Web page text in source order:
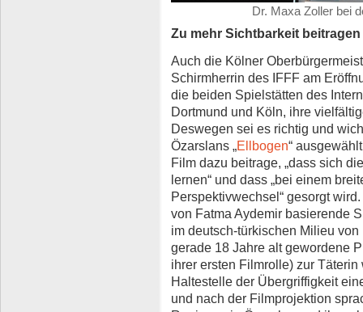
Dr. Maxa Zoller bei
Zu mehr Sichtbarkeit beitragen
Auch die Kölner
Schirmherrin des IFFF am
die beiden Spielstätten des
Dortmund und Köln, ihre
Deswegen sei es richtig und
Özarslans „Ellbogen“
Film dazu beitrage, „dass sich
lernen“ und dass „bei einem
Perspektivwechsel“ gesorgt
von Fatma Aydemir basierende
im deutsch-türkischen Milieu
gerade 18 Jahre alt gewordene
ihrer ersten Filmrolle) zur
Haltestelle der Übergriffigkeit
und nach der Filmprojektion